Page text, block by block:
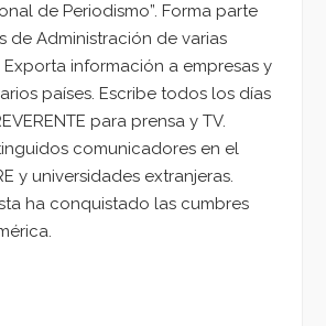
de Periodismo”. Forma parte
de Administración de varias
información a empresas y
países. Escribe todos los días
para prensa y TV.
comunicadores en el
y universidades extranjeras.
ha conquistado las cumbres